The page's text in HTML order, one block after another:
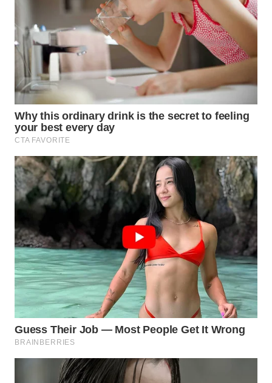
WAHANA
TANI
WAHANA
ADVOKAT
WAHANA
INFRASTRUKTUR
WAHANA
KONSUMEN
WAHANA
LISTRIK
WAHANA
TRAVEL
WAHANA
TV